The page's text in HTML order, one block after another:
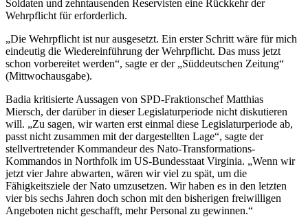
Soldaten und zehntausenden Reservisten eine Rückkehr der
Wehrpflicht für erforderlich.
„Die Wehrpflicht ist nur ausgesetzt. Ein erster Schritt wäre für mich
eindeutig die Wiedereinführung der Wehrpflicht. Das muss jetzt
schon vorbereitet werden“, sagte er der „Süddeutschen Zeitung“
(Mittwochausgabe).
Badia kritisierte Aussagen von SPD-Fraktionschef Matthias
Miersch, der darüber in dieser Legislaturperiode nicht diskutieren
will. „Zu sagen, wir warten erst einmal diese Legislaturperiode ab,
passt nicht zusammen mit der dargestellten Lage“, sagte der
stellvertretender Kommandeur des Nato-Transformations-
Kommandos in Northfolk im US-Bundesstaat Virginia. „Wenn wir
jetzt vier Jahre abwarten, wären wir viel zu spät, um die
Fähigkeitsziele der Nato umzusetzen. Wir haben es in den letzten
vier bis sechs Jahren doch schon mit den bisherigen freiwilligen
Angeboten nicht geschafft, mehr Personal zu gewinnen.“